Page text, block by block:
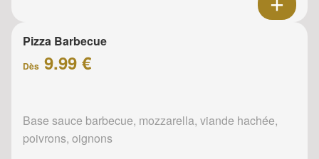
Pizza Barbecue
Dès 9.99 €
Base sauce barbecue, mozzarella, viande hachée,
poivrons, oignons